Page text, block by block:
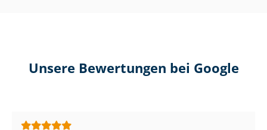
Unsere Bewertungen bei Google